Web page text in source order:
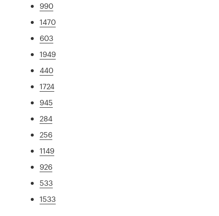
990
1470
603
1949
440
1724
945
284
256
1149
926
533
1533